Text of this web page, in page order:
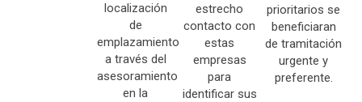
localización
de
emplazamiento
a través del
asesoramiento
en la
estrecho
contacto con
estas
empresas
para
identificar sus
prioritarios se
beneficiaran
de tramitación
urgente y
preferente.